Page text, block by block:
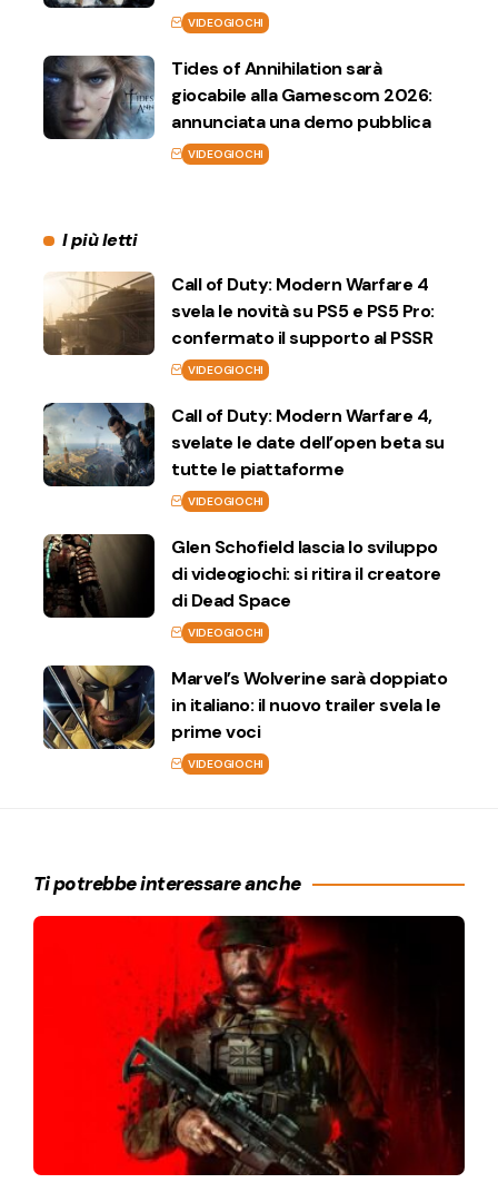
VIDEOGIOCHI
Tides of Annihilation sarà
giocabile alla Gamescom 2026:
annunciata una demo pubblica
VIDEOGIOCHI
I più letti
Call of Duty: Modern Warfare 4
svela le novità su PS5 e PS5 Pro:
confermato il supporto al PSSR
VIDEOGIOCHI
Call of Duty: Modern Warfare 4,
svelate le date dell’open beta su
tutte le piattaforme
VIDEOGIOCHI
Glen Schofield lascia lo sviluppo
di videogiochi: si ritira il creatore
di Dead Space
VIDEOGIOCHI
Marvel’s Wolverine sarà doppiato
in italiano: il nuovo trailer svela le
prime voci
VIDEOGIOCHI
Ti potrebbe interessare anche